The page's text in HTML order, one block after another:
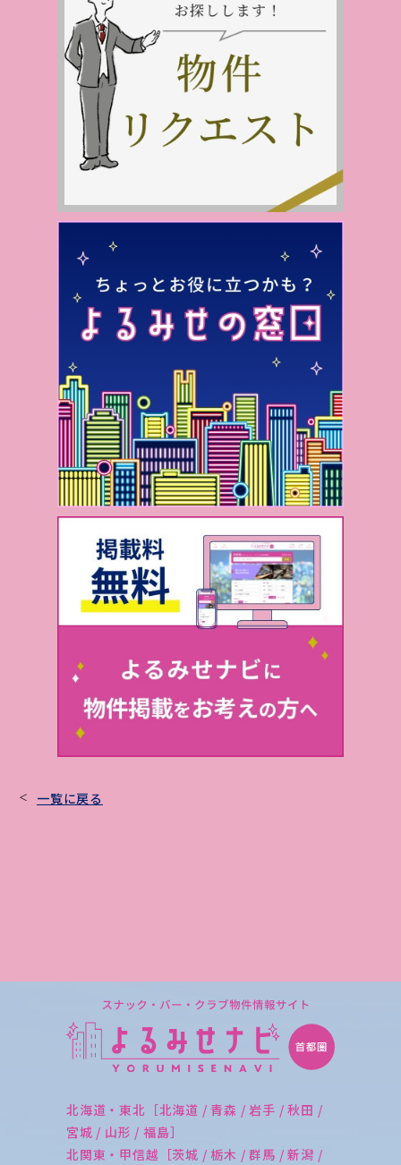
一覧に戻る
北海道・東北［北海道 / 青森 / 岩手 / 秋田 /
宮城 / 山形 / 福島］
北関東・甲信越［茨城 / 栃木 / 群馬 / 新潟 /